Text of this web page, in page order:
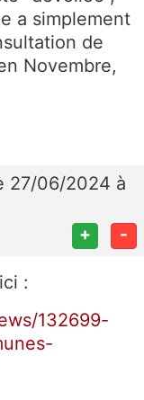
a simplement
de
Novembre,
27/06/2024 à
+ -
:
132699-